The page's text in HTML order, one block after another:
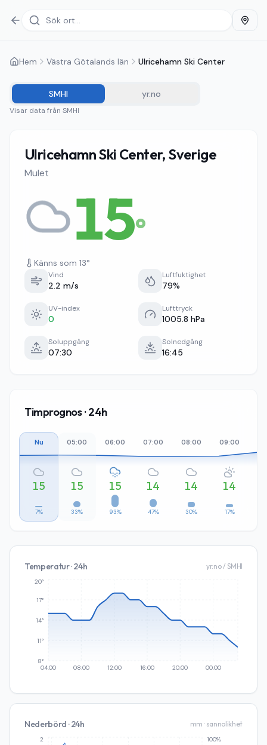
Hem Västra Götalands län Ulricehamn Ski Center
SMHI yr.no
Visar data från SMHI
Ulricehamn Ski Center, Sverige
Mulet
15°
Känns som 13°
Vind
2.2 m/s
Luftfuktighet
79%
UV-index
0
Lufttryck
1005.8 hPa
Soluppgång
07:30
Solnedgång
16:45
Timprognos · 24h
Nu
15
7%
05:00
15
33%
06:00
15
93%
07:00
14
47%
08:00
14
30%
09:00
14
17%
Temperatur · 24h yr.no / SMHI
04:00 08:00 12:00 16:00 20:00 00:00
8°
11°
14°
17°
20°
Nederbörd · 24h mm · sannolikhet
2 100%